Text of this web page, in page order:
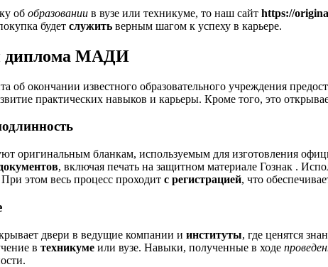
об образовании в вузе или техникуме, то наш сайт https://
будет служить верным шагом к успеху в карьере.
диплома МАДИ
об окончании известного образовательного учреждения
практических навыков и карьеры. Кроме того, это
оригинальным бланкам, используемым для изготовления
, включая печать на защитном материале Гознак .
этом весь процесс проходит с регистрацией, что
двери в ведущие компании и институты, где ценятся
в техникуме или вузе. Навыки, полученные в ходе